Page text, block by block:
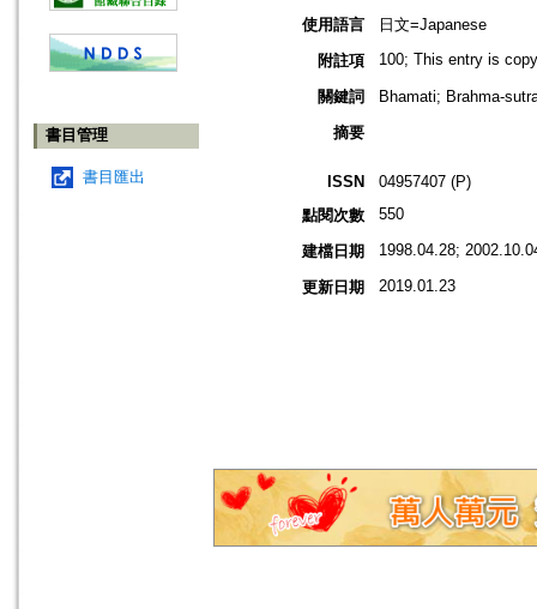
書目管理
書目匯出
使用語言
日文=Japanese
附註項
100; This entry is
關鍵詞
Bhamati; Brahma-
摘要
ISSN
04957407 (P)
點閱次數
550
建檔日期 1998.04.28;
更新日期 2019.01.23